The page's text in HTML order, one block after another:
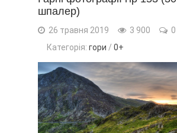
шпалер)
26 травня 2019 3 900
0
Категорія: гори / 0+